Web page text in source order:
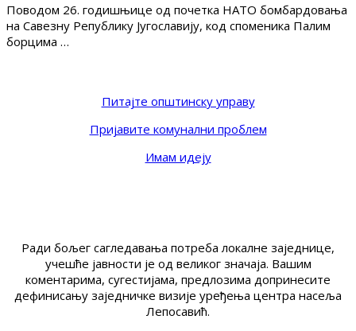
Поводом 26. годишњице од почетка НАТО бомбардовања
на Савезну Републику Југославију, код споменика Палим
борцима …
Питајте општинску управу
Пријавите комунални проблем
Имам идеју
Ради бољег сагледавања потреба локалне заједнице,
учешће јавности је од великог значаја. Вашим
коментарима, сугестијама, предлозима допринесите
дефинисању заједничке визије уређења центра насеља
Лепосавић.